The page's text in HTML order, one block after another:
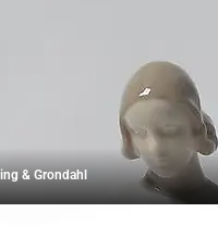
& Grondahl